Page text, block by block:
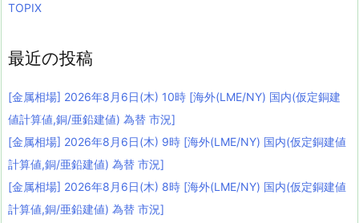
TOPIX
最近の投稿
[金属相場] 2026年8月6日(木) 10時 [海外(LME/NY) 国内(仮定銅建
値計算値,銅/亜鉛建値) 為替 市況]
[金属相場] 2026年8月6日(木) 9時 [海外(LME/NY) 国内(仮定銅建値
計算値,銅/亜鉛建値) 為替 市況]
[金属相場] 2026年8月6日(木) 8時 [海外(LME/NY) 国内(仮定銅建値
計算値,銅/亜鉛建値) 為替 市況]